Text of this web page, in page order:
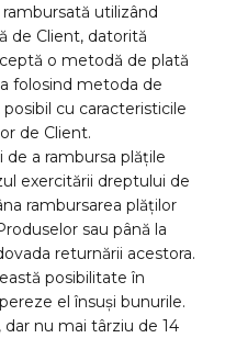
utilizând
de Client, datorită
o metodă de plată
folosind metoda de
cu caracteristicile
de Client.
a rambursa plățile
exercitării dreptului de
rambursarea plăților
sau până la
returnării acestora.
posibilitate în
el însuși bunurile.
nu mai târziu de 14